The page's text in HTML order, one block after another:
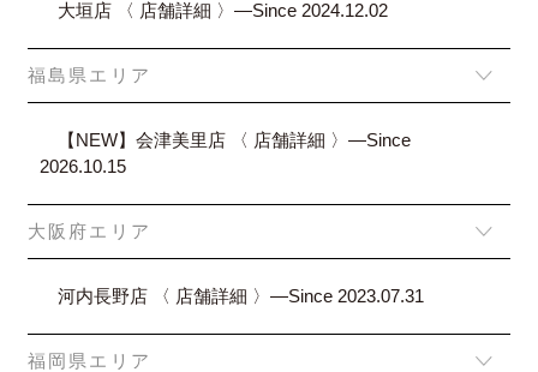
大垣店 〈 店舗詳細 〉―Since 2024.12.02
福島県エリア
【NEW】会津美里店 〈 店舗詳細 〉―Since
2026.10.15
大阪府エリア
河内長野店 〈 店舗詳細 〉―Since 2023.07.31
福岡県エリア